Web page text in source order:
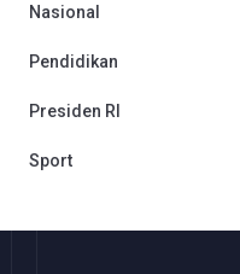
Nasional
Pendidikan
Presiden RI
Sport